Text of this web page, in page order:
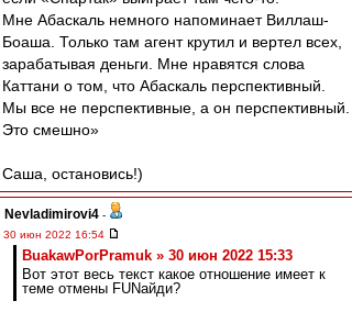
Мне Абаскаль немного напоминает Виллаш-
Боаша. Только там агент крутил и вертел всех,
зарабатывая деньги. Мне нравятся слова
Каттани о том, что Абаскаль перспективный.
Мы все не перспективные, а он перспективный.
Это смешно»
Саша, остановись!)
Nevladimirovi4 -
30 июн 2022 16:54
BuakawPorPramuk » 30 июн 2022 15:33
Вот этот весь текст какое отношение имеет к
теме отмены FUNайди?